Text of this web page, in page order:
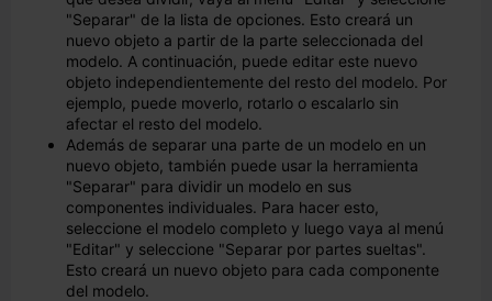
"Separar" de la lista de opciones. Esto creará un
nuevo objeto a partir de la parte seleccionada del
modelo. A continuación, puede editar este nuevo
objeto independientemente del resto del modelo. Por
ejemplo, puede moverlo, rotarlo o escalarlo sin
afectar el resto del modelo.
Además de separar una parte de un modelo en un
nuevo objeto, también puede usar la herramienta
"Separar" para dividir un modelo en sus
componentes individuales. Para hacer esto,
seleccione el modelo completo y luego vaya al menú
"Editar" y seleccione "Separar por partes sueltas".
Esto creará un nuevo objeto para cada componente
del modelo.